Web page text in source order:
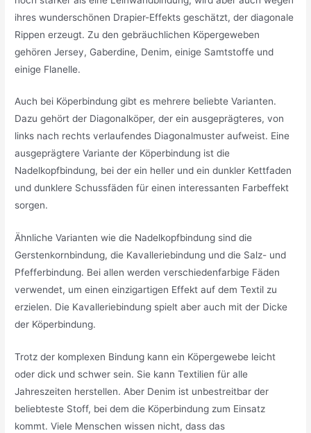
ihres wunderschönen Drapier-Effekts geschätzt, der diagonale
Rippen erzeugt. Zu den gebräuchlichen Köpergeweben
gehören Jersey, Gaberdine, Denim, einige Samtstoffe und
einige Flanelle.
Auch bei Köperbindung gibt es mehrere beliebte Varianten.
Dazu gehört der Diagonalköper, der ein ausgeprägteres, von
links nach rechts verlaufendes Diagonalmuster aufweist. Eine
ausgeprägtere Variante der Köperbindung ist die
Nadelkopfbindung, bei der ein heller und ein dunkler Kettfaden
und dunklere Schussfäden für einen interessanten Farbeffekt
sorgen.
Ähnliche Varianten wie die Nadelkopfbindung sind die
Gerstenkornbindung, die Kavalleriebindung und die Salz- und
Pfefferbindung. Bei allen werden verschiedenfarbige Fäden
verwendet, um einen einzigartigen Effekt auf dem Textil zu
erzielen. Die Kavalleriebindung spielt aber auch mit der Dicke
der Köperbindung.
Trotz der komplexen Bindung kann ein Köpergewebe leicht
oder dick und schwer sein. Sie kann Textilien für alle
Jahreszeiten herstellen. Aber Denim ist unbestreitbar der
beliebteste Stoff, bei dem die Köperbindung zum Einsatz
kommt. Viele Menschen wissen nicht, dass das